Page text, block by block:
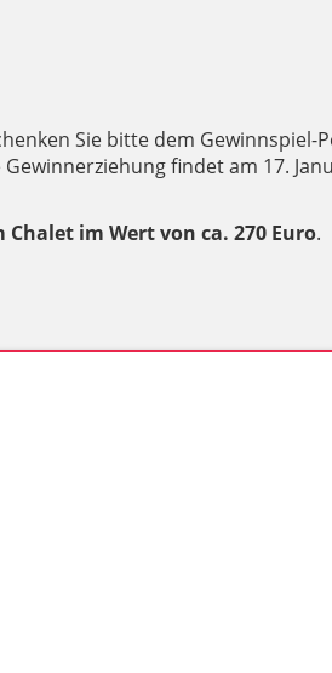
Sie bitte dem
Gewinnerziehung findet am 17.
im Wert von ca. 270 Euro.